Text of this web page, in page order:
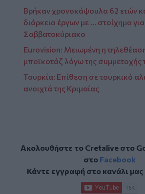
Βρήκαν χρονοκάψουλα 62 ετών
διάρκεια έργων με ... στοίχημα
Σαββατοκύριακο
Eurovision: Μειωμένη η
μποϊκοτάζ λόγω της συμμετοχής
Τουρκία: Επίθεση σε τουρκικό
ανοιχτά της Κριμαίας
Ακολουθήστε το Cretalive στο
στο Facebook
Κάντε εγγραφή στο κανάλι